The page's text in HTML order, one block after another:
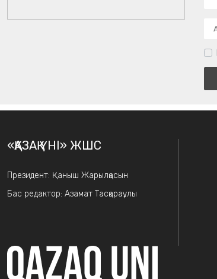
«ҚАЗАҚ ҮНІ» ЖШС
Президент: Қаныш Жарылқасын
Бас редактор: Азамат Тасқараұлы